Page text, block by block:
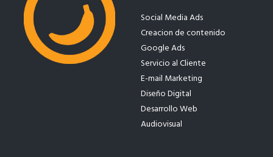
Social Media Ads
Creacion de contenido
Google Ads
Servicio al Cliente
E-mail Marketing
Diseño Digital
Desarrollo Web
Audiovisual